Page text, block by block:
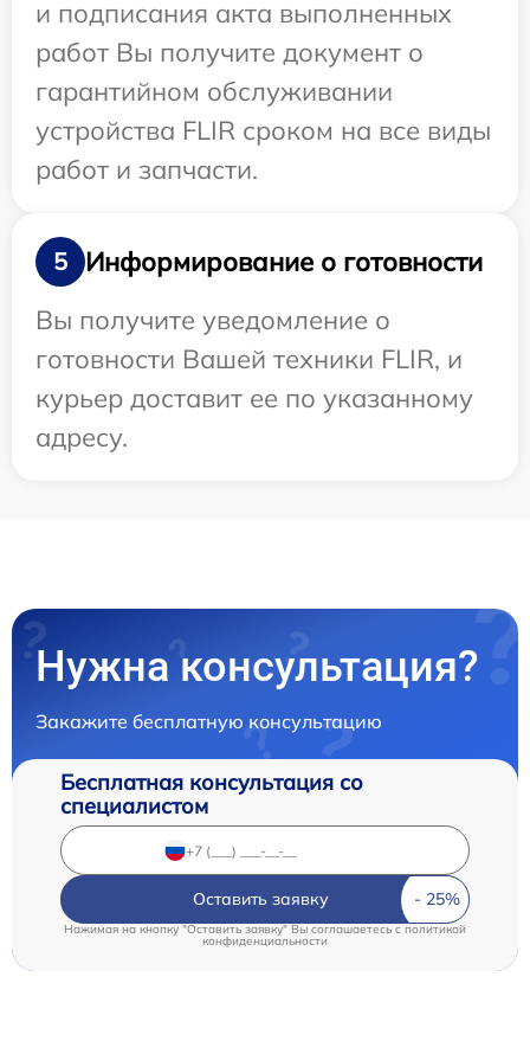
и подписания акта выполненных
работ Вы получите документ о
гарантийном обслуживании
устройства FLIR сроком на все виды
работ и запчасти.
5
Информирование о готовности
Вы получите уведомление о
готовности Вашей техники FLIR, и
курьер доставит ее по указанному
адресу.
Нужна консультация?
Закажите бесплатную консультацию
Бесплатная консультация со
специалистом
Оставить заявку
Нажимая на кнопку "Оставить заявку" Вы соглашаетесь c политикой
конфиденциальности